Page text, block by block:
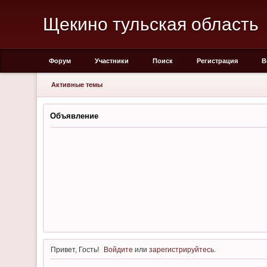
Щекино тульская область
Форум Участники Поиск Регистрация
Активные темы
Объявление
Привет, Гость! Войдите илизарегистрируйтесь